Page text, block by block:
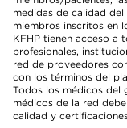
medidas de calidad
miembros inscritos en
KFHP tienen acceso a
profesionales,
red de proveedores
con los términos del
Todos los médicos del
médicos de la red
calidad y